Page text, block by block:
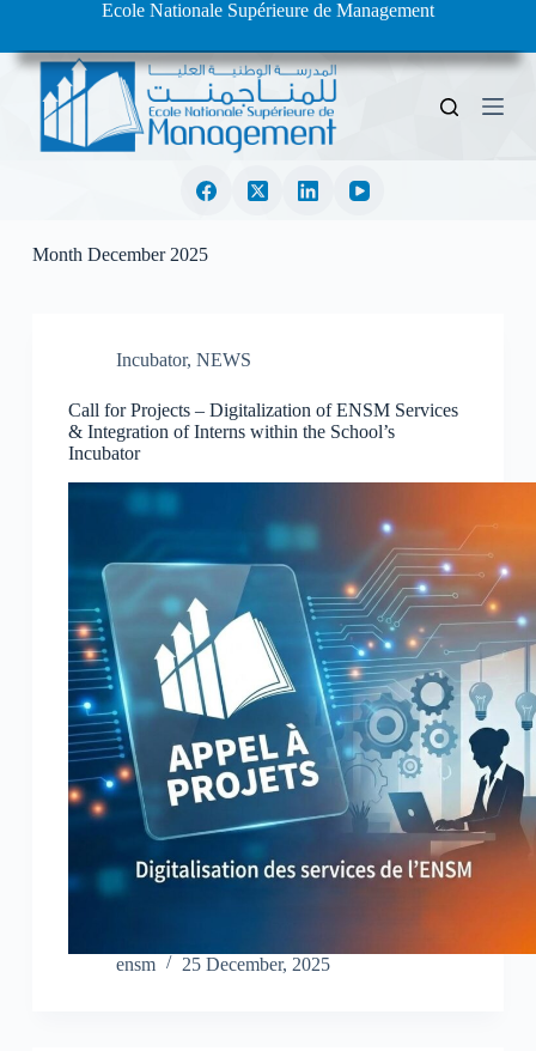
i
n
Ecole Nationale Supérieure de Management
Month December 2025
Incubator, NEWS
Call for Projects – Digitalization of ENSM Services
& Integration of Interns within the School’s
Incubator
ensm 25 December, 2025